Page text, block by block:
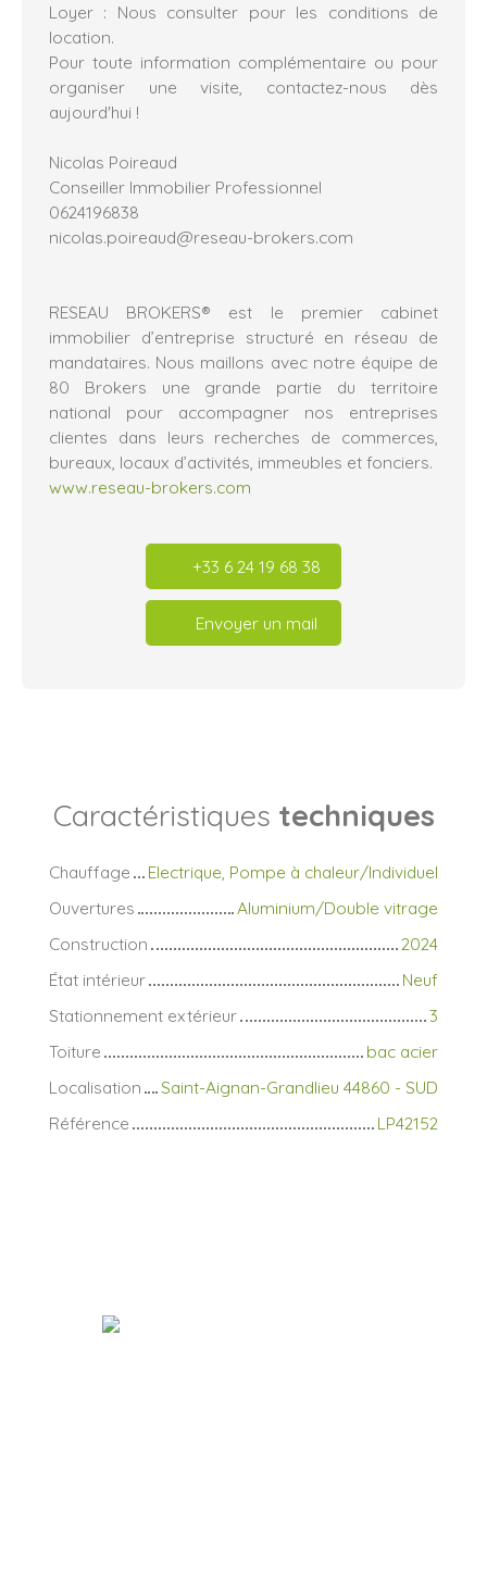
Loyer : Nous consulter pour les conditions de
location.
Pour toute information complémentaire ou pour
organiser une visite, contactez-nous dès
aujourd'hui !
Nicolas Poireaud
Conseiller Immobilier Professionnel
0624196838
nicolas.poireaud@reseau-brokers.com
RESEAU BROKERS® est le premier cabinet
immobilier d’entreprise structuré en réseau de
mandataires. Nous maillons avec notre équipe de
80 Brokers une grande partie du territoire
national pour accompagner nos entreprises
clientes dans leurs recherches de commerces,
bureaux, locaux d’activités, immeubles et fonciers.
www.reseau-brokers.com
+33 6 24 19 68 38
Envoyer un mail
Caractéristiques techniques
Chauffage
Electrique, Pompe à chaleur/Individuel
Ouvertures
Aluminium/Double vitrage
Construction
2024
État intérieur
Neuf
Stationnement extérieur
3
Toiture
bac acier
Localisation
Saint-Aignan-Grandlieu 44860 - SUD
Référence
LP42152